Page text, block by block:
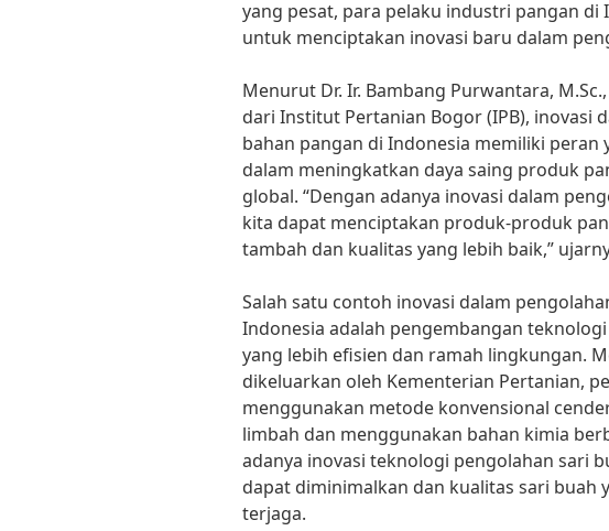
yang pesat, para pelaku industri pangan di
untuk menciptakan inovasi baru dalam
Menurut Dr. Ir. Bambang Purwantara,
dari Institut Pertanian Bogor (IPB), inovasi
bahan pangan di Indonesia memiliki peran
dalam meningkatkan daya saing produk
global. “Dengan adanya inovasi dalam
kita dapat menciptakan produk-produk
tambah dan kualitas yang lebih baik,”
Salah satu contoh inovasi dalam
Indonesia adalah pengembangan
yang lebih efisien dan ramah lingkungan.
dikeluarkan oleh Kementerian Pertanian,
menggunakan metode konvensional
limbah dan menggunakan bahan kimia
adanya inovasi teknologi pengolahan sari
dapat diminimalkan dan kualitas sari buah
terjaga.